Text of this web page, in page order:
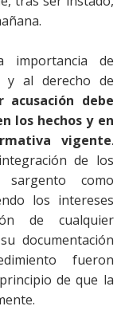
importancia de
y al derecho de
acusación debe
los hechos y en
vigente.
de los
como
los intereses
de cualquier
documentación
fueron
de que la